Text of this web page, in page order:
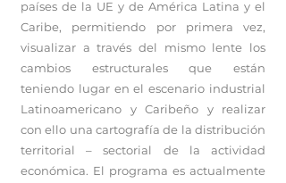
países de la UE y de América Latina y el
Caribe, permitiendo por primera vez,
visualizar a través del mismo lente los
cambios estructurales que están
teniendo lugar en el escenario industrial
Latinoamericano y Caribeño y realizar
con ello una cartografía de la distribución
territorial – sectorial de la actividad
económica. El programa es actualmente